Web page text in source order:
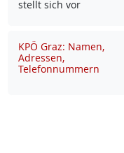
stellt sich vor
KPÖ Graz: Namen,
Adressen,
Telefonnummern